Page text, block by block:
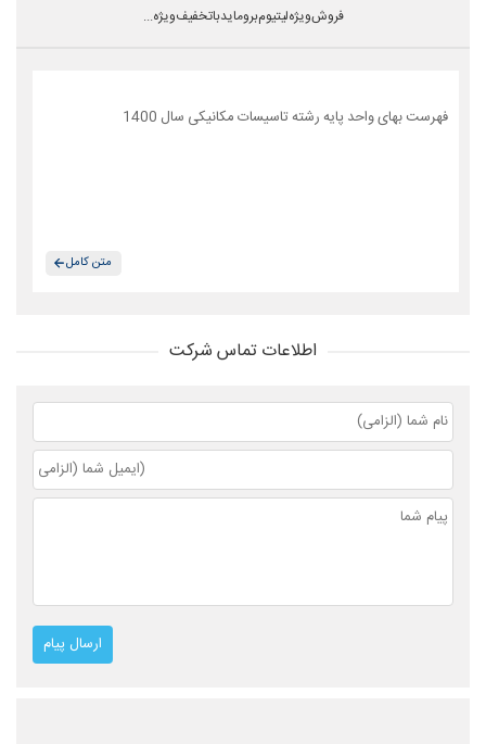
فروش ویژه لیتیوم بروماید با تخفیف ویژه...
فهرست بهای واحد پایه رشته تاسیسات مکانیکی سال 1400
متن کامل
اطلاعات تماس شرکت